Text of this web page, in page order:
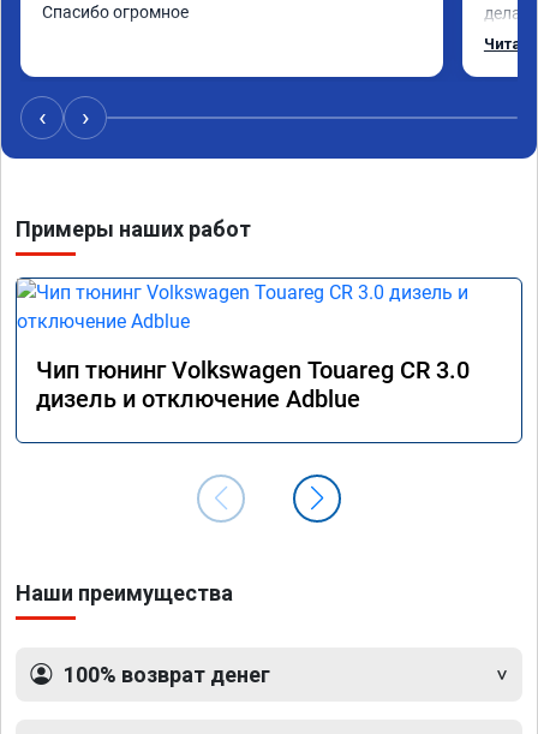
Спасибо огромное
может
‹ ›
Примеры наших работ
Чип тюнинг Volkswagen Touareg CR 3.0
дизель и отключение Adblue
Наши преимущества
100% возврат денег